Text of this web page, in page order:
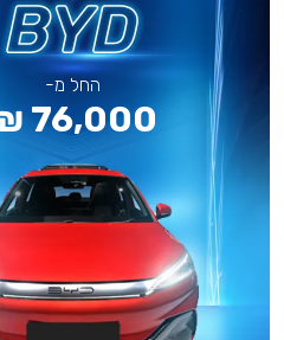
החל מ-
76,000 ₪